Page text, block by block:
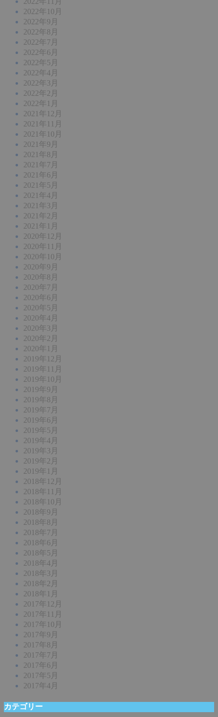
2022年10月
2022年9月
2022年8月
2022年7月
2022年6月
2022年5月
2022年4月
2022年3月
2022年2月
2022年1月
2021年12月
2021年11月
2021年10月
2021年9月
2021年8月
2021年7月
2021年6月
2021年5月
2021年4月
2021年3月
2021年2月
2021年1月
2020年12月
2020年11月
2020年10月
2020年9月
2020年8月
2020年7月
2020年6月
2020年5月
2020年4月
2020年3月
2020年2月
2020年1月
2019年12月
2019年11月
2019年10月
2019年9月
2019年8月
2019年7月
2019年6月
2019年5月
2019年4月
2019年3月
2019年2月
2019年1月
2018年12月
2018年11月
2018年10月
2018年9月
2018年8月
2018年7月
2018年6月
2018年5月
2018年4月
2018年3月
2018年2月
2018年1月
2017年12月
2017年11月
2017年10月
2017年9月
2017年8月
2017年7月
2017年6月
2017年5月
2017年4月
カテゴリー